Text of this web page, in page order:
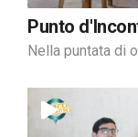
Punto
Nella puntata di